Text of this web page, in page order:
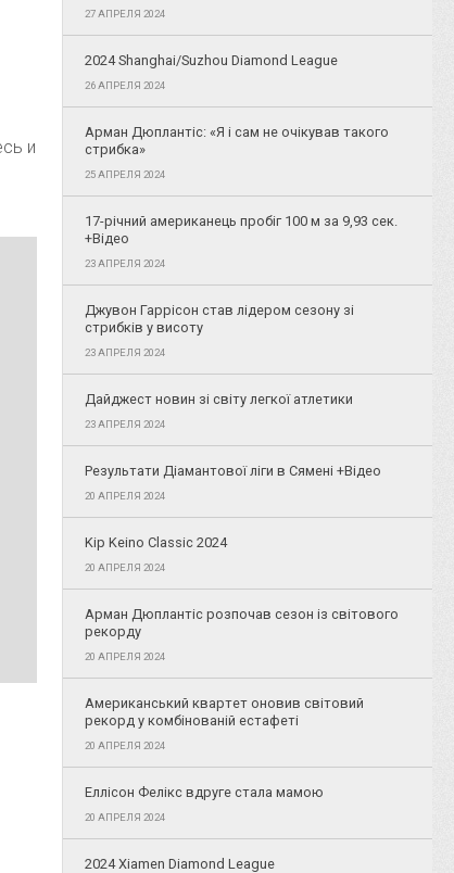
и
27 АПРЕЛЯ 2024
2024 Shanghai/Suzhou Diamond League
26 АПРЕЛЯ 2024
Арман Дюплантіс: «Я і сам не очікував такого
стрибка»
25 АПРЕЛЯ 2024
17-річний американець пробіг 100 м за 9,93 сек.
+Відео
23 АПРЕЛЯ 2024
Джувон Гаррісон став лідером сезону зі
стрибків у висоту
23 АПРЕЛЯ 2024
Дайджест новин зі світу легкої атлетики
23 АПРЕЛЯ 2024
Результати Діамантової ліги в Сямені +Відео
20 АПРЕЛЯ 2024
Kip Keino Classic 2024
20 АПРЕЛЯ 2024
Арман Дюплантіс розпочав сезон із світового
рекорду
20 АПРЕЛЯ 2024
Американський квартет оновив світовий
рекорд у комбінованій естафеті
20 АПРЕЛЯ 2024
Еллісон Фелікс вдруге стала мамою
20 АПРЕЛЯ 2024
2024 Xiamen Diamond League